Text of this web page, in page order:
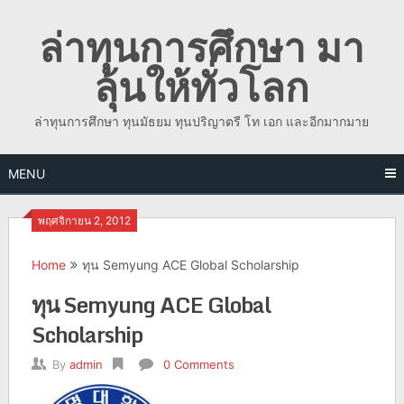
contentล่าทุนการศึกษา มา
ลุ้นให้ทั่วโลก
ล่าทุนการศึกษา ทุนมัธยม ทุนปริญาตรี โท เอก และอีกมากมาย
MENU
พฤศจิกายน 2, 2012
Home ทุน Semyung ACE Global Scholarship
ทุน Semyung ACE Global
Scholarship
By admin 0 Comments